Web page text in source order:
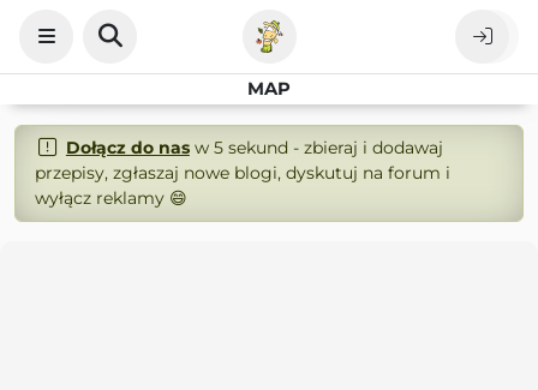
MAP
Dołącz do nasw 5 sekund - zbieraj i dodawaj
przepisy, zgłaszaj nowe blogi, dyskutuj na forum i
wyłącz reklamy 😄